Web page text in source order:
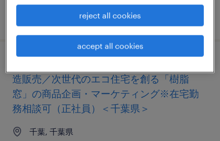
posted 11 february 2025
造販売／次世代のエコ住宅を創る「樹脂
窓」の商品企画・マーケティング※在宅勤
務相談可（正社員）＜千葉県＞
千葉, 千葉県
reject all cookies
accept all cookies